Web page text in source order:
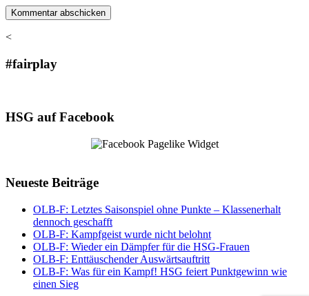
<
#fairplay
HSG auf Facebook
Neueste Beiträge
OLB-F: Letztes Saisonspiel ohne Punkte – Klassenerhalt
dennoch geschafft
OLB-F: Kampfgeist wurde nicht belohnt
OLB-F: Wieder ein Dämpfer für die HSG-Frauen
OLB-F: Enttäuschender Auswärtsauftritt
OLB-F: Was für ein Kampf! HSG feiert Punktgewinn wie
einen Sieg